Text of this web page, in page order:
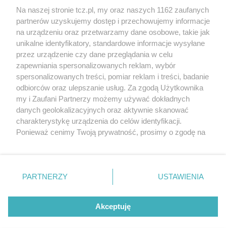
O FIRMIE POLITYKA PRYWATNOŚCI HOSTING
REKLAMA WSPÓŁPRACA RSS FACEBOOK KONTAKT
Nasze serwisy
Aktualności
Tcz24
Historia miasta
Muzyka i kultura
Archiwum wydarzeń
Zdjęcia miasta
Na naszej stronie tcz.pl, my oraz naszych 1162 zaufanych
partnerów uzyskujemy dostęp i przechowujemy informacje
na urządzeniu oraz przetwarzamy dane osobowe, takie jak
unikalne identyfikatory, standardowe informacje wysyłane
przez urządzenie czy dane przeglądania w celu
zapewniania spersonalizowanych reklam, wybór
spersonalizowanych treści, pomiar reklam i treści, badanie
odbiorców oraz ulepszanie usług. Za zgodą Użytkownika
my i Zaufani Partnerzy możemy używać dokładnych
danych geolokalizacyjnych oraz aktywnie skanować
charakterystykę urządzenia do celów identyfikacji.
Ponieważ cenimy Twoją prywatność, prosimy o zgodę na
znajdujący się w lewym dolnym rogu strony
. Niektóre
przetwarzaniu. Preferencje będą miały zastosowania tylko
PARTNERZY USTAWIENIA
Akceptuję